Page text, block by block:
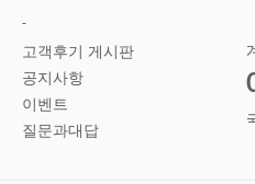
-
고객후기 게시판
공지사항
이벤트
질문과대답